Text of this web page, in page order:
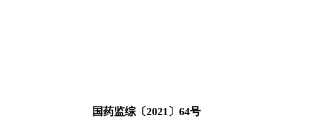
国药监综〔2021〕64号